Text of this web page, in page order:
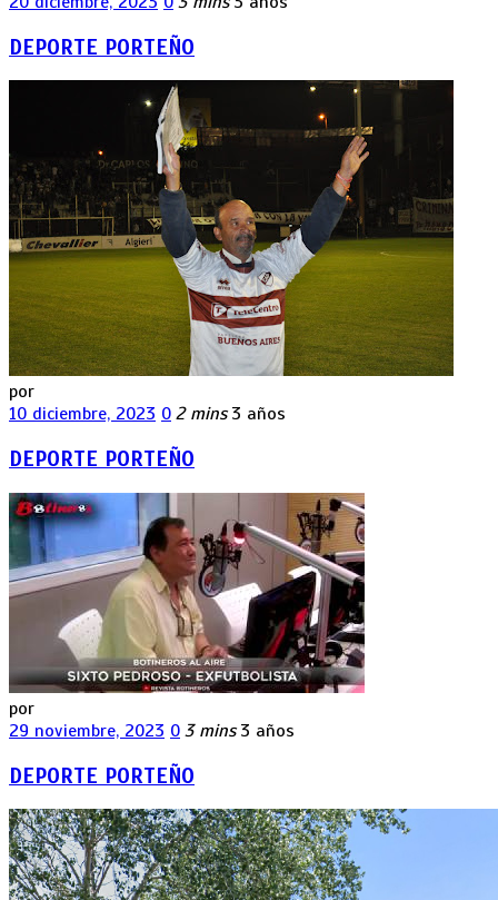
DEPORTE PORTEÑO
por
10 diciembre, 2023 0 2 mins 3 años
DEPORTE PORTEÑO
por
29 noviembre, 2023 0 3 mins 3 años
DEPORTE PORTEÑO